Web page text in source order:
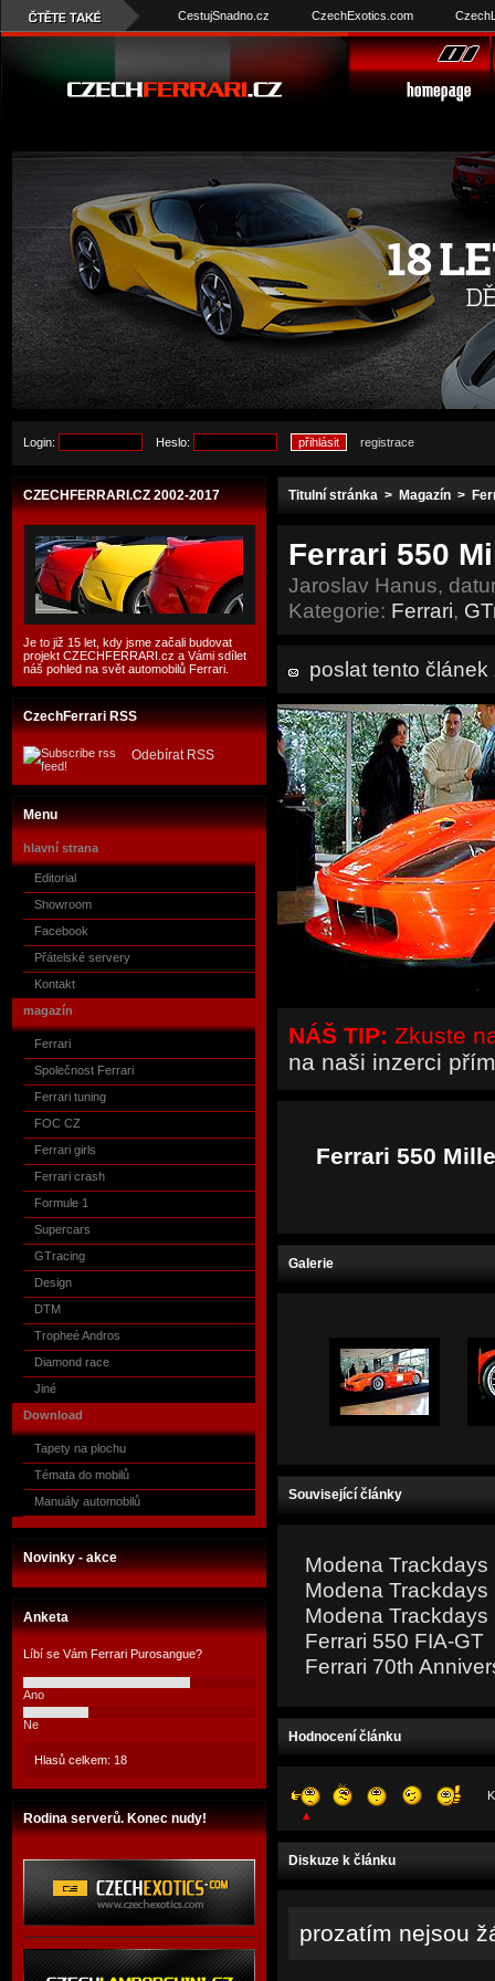
CestujSnadno.cz CzechExotics.com
Login: Heslo: registrace
CZECHFERRARI.CZ 2002-2017
Je to již 15 let, kdy jsme začali budovat
projekt CZECHFERRARI.cz a Vámi sdílet
náš pohled na svět automobilů Ferrari.
CzechFerrari RSS
Odebírat RSS
Menu
hlavní strana
Editorial
Showroom
Facebook
Přátelské servery
Kontakt
magazín
Ferrari
Společnost Ferrari
Ferrari tuning
FOC CZ
Ferrari girls
Ferrari crash
Formule 1
Supercars
GTracing
Design
DTM
Tropheé Andros
Diamond race
Jiné
Download
Tapety na plochu
Témata do mobilů
Manuály automobilů
Novinky - akce
Anketa
Líbí se Vám Ferrari Purosangue?
Ano
Ne
Hlasů celkem: 18
Rodina serverů. Konec nudy!
Titulní stránka > Magazín >
Ferrari 550
Jaroslav Hanus,
Kategorie: Ferrari,
poslat tento
NÁŠ TIP: Zkuste
na naši inzerci
Ferrari 550
Galerie
Související články
Modena
Modena
Modena
Ferrari 550 FIA-GT
Ferrari 70th
Hodnocení článku
Diskuze k článku
prozatím nejsou